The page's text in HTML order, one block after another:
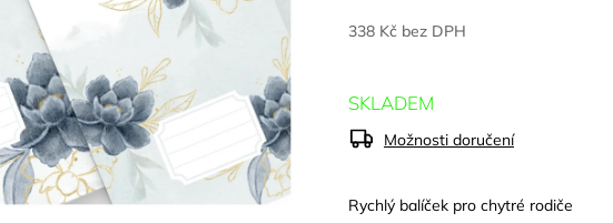
338 Kč bez DPH
Rychlý balíček pro chytré rodiče
SKLADEM
Možnosti doručení